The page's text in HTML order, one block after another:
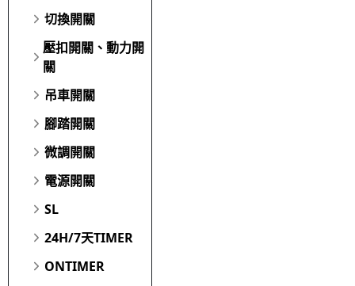
切換開關
壓扣開關、動力開
關
吊車開關
腳踏開關
微調開關
電源開關
SL
24H/7天TIMER
ONTIMER